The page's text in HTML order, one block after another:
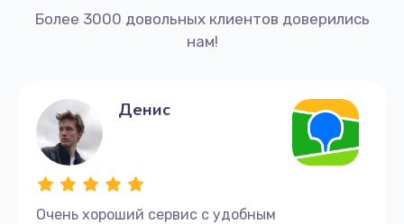
Более 3000 довольных клиентов доверились
нам!
Очень хороший сервис с удобным
Денис